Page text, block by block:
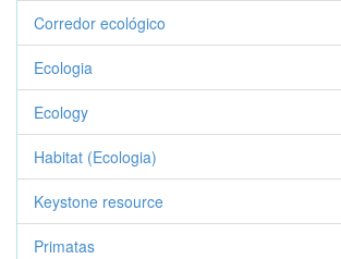
Corredor ecológico
Ecologia
Ecology
Habitat (Ecologia)
Keystone resource
Primatas